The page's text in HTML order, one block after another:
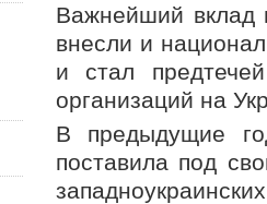
Важнейший вклад
внесли и
и стал
организаций на
В предыдущие
поставила под